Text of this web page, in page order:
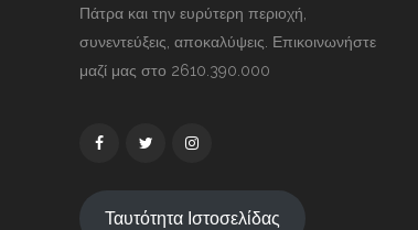
Πάτρα και την ευρύτερη περιοχή,
συνεντεύξεις, αποκαλύψεις. Επικοινωνήστε
μαζί μας στο 2610.390.000
Ταυτότητα Ιστοσελίδας